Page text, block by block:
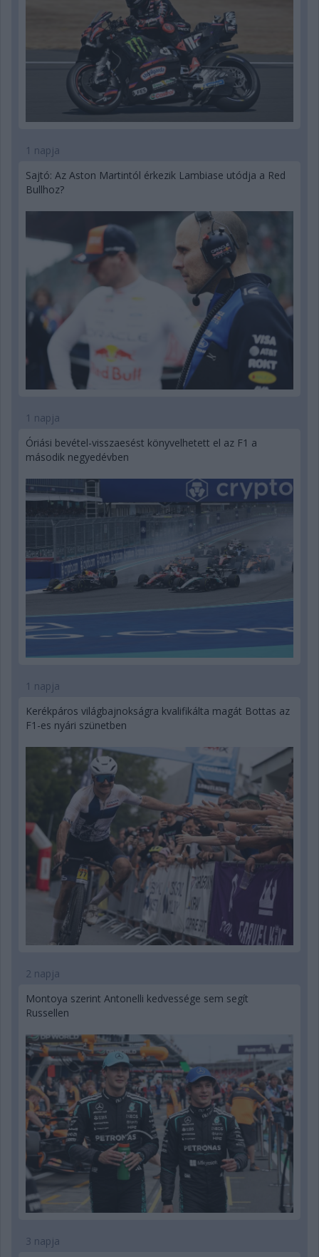
1 napja
Sajtó: Az Aston Martintól érkezik Lambiase utódja a Red
Bullhoz?
1 napja
Óriási bevétel-visszaesést könyvelhetett el az F1 a
második negyedévben
1 napja
Kerékpáros világbajnokságra kvalifikálta magát Bottas az
F1-es nyári szünetben
2 napja
Montoya szerint Antonelli kedvessége sem segít
Russellen
3 napja